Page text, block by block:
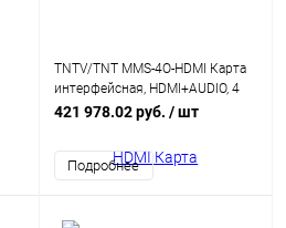
TNTV/TNT MMS-4O-HDMI Карта
интерфейсная, HDMI+AUDIO, 4
внешних выходных порта:
(интегрированный конвертер
видеоразрешений/scaler;для
421 978.02 руб. / шт
Подробнее